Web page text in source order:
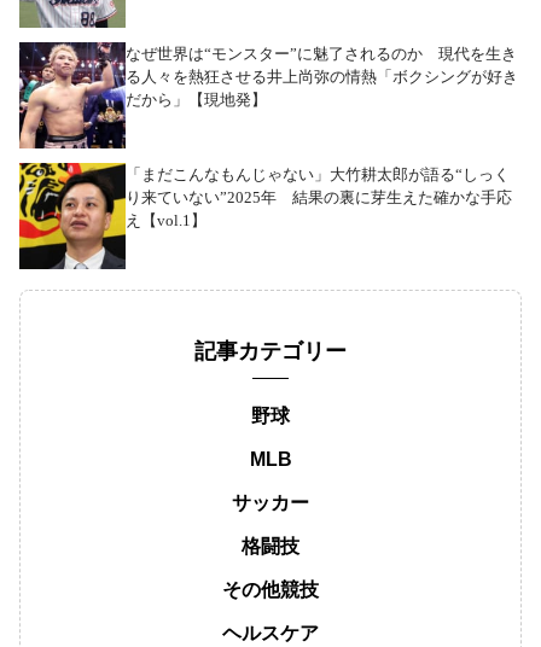
なぜ世界は“モンスター”に魅了されるのか 現代を生き
る人々を熱狂させる井上尚弥の情熱「ボクシングが好き
だから」【現地発】
「まだこんなもんじゃない」大竹耕太郎が語る“しっく
り来ていない”2025年 結果の裏に芽生えた確かな手応
え【vol.1】
記事カテゴリー
野球
MLB
サッカー
格闘技
その他競技
ヘルスケア